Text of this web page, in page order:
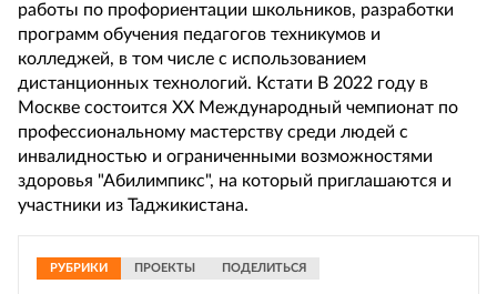
работы по профориентации школьников, разработки
программ обучения педагогов техникумов и
колледжей, в том числе с использованием
дистанционных технологий. Кстати В 2022 году в
Москве состоится XX Международный чемпионат по
профессиональному мастерству среди людей с
инвалидностью и ограниченными возможностями
здоровья "Абилимпикс", на который приглашаются и
участники из Таджикистана.
РУБРИКИ ПРОЕКТЫ ПОДЕЛИТЬСЯ